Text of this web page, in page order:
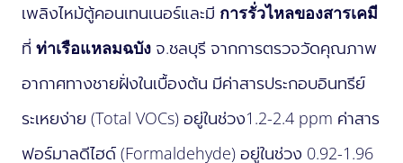
เพลิงไหม้ตู้คอนเทนเนอร์และมี การรั่วไหลของสารเคมี
ที่ ท่าเรือแหลมฉบัง จ.ชลบุรี จากการตรวจวัดคุณภาพ
อากาศทางชายฝั่งในเบื้องต้น มีค่าสารประกอบอินทรีย์
ระเหยง่าย (Total VOCs) อยู่ในช่วง1.2-2.4 ppm ค่าสาร
ฟอร์มาลดีไฮด์ (Formaldehyde) อยู่ในช่วง 0.92-1.96